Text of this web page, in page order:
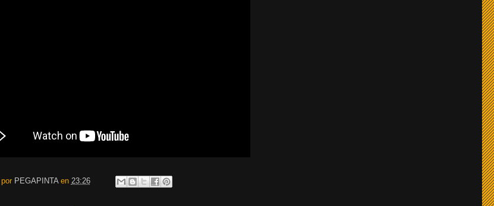
PEGAPINTA en 23:26